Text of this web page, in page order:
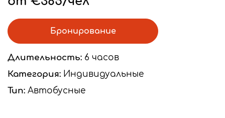
Бронирование
Длительность: 6 часов
Категория: Индивидуальные
Тип: Автобусные